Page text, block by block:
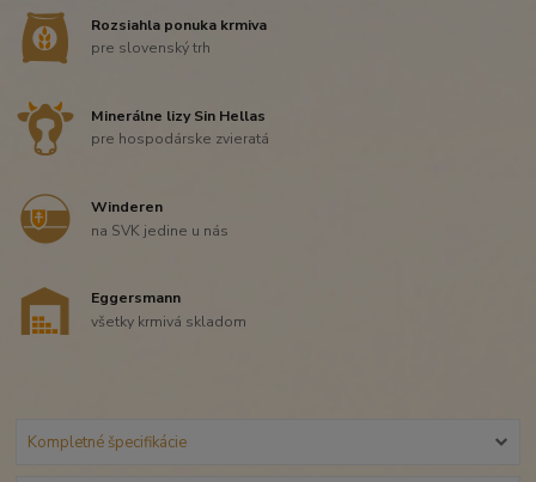
Rozsiahla ponuka krmiva
pre slovenský trh
Minerálne lizy Sin Hellas
pre hospodárske zvieratá
Winderen
na SVK jedine u nás
Eggersmann
všetky krmivá skladom
Kompletné špecifikácie